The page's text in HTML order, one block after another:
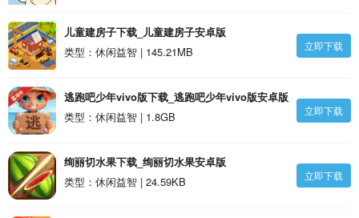
儿童建房子下载_儿童建房子安卓版
类型：休闲益智 | 145.21MB
立即下载
逃跑吧少年vivo版下载_逃跑吧少年vivo版安卓版
类型：休闲益智 | 1.8GB
立即下载
绚丽切水果下载_绚丽切水果安卓版
类型：休闲益智 | 24.59KB
立即下载